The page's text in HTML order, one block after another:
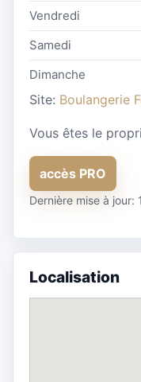
Vendredi
Samedi
Dimanche
Site: Boulangerie
Vous êtes le
accès PRO
Dernière mise à
Localisation